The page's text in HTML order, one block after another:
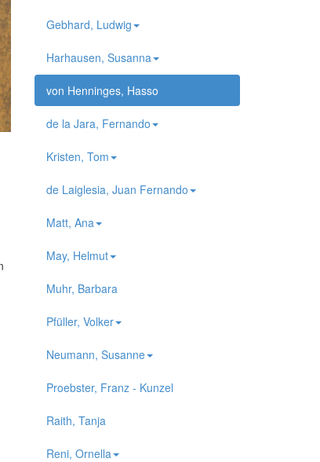
Gebhard, Ludwig
Harhausen, Susanna
von Henninges, Hasso
de la Jara, Fernando
Kristen, Tom
de Laiglesia, Juan Fernando
Matt, Ana
May, Helmut
Muhr, Barbara
Pfüller, Volker
Neumann, Susanne
Proebster, Franz - Kunzel
Raith, Tanja
Reni, Ornella